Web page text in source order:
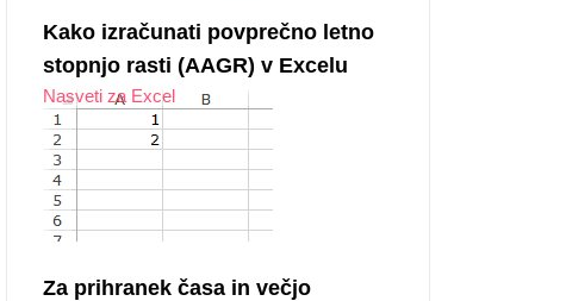
Kako izračunati povprečno letno
stopnjo rasti (AAGR) v Excelu
Nasveti za Excel
Za prihranek časa in večjo